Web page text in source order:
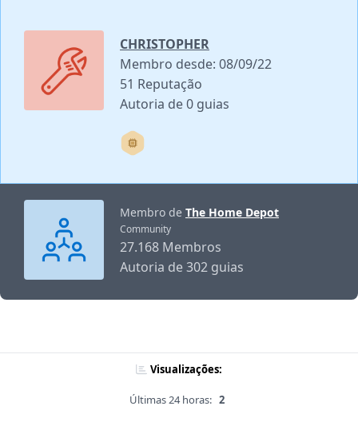
CHRISTOPHER
Membro desde: 08/09/22
51 Reputação
Autoria de 0 guias
Membro de The Home Depot
Community
27.168 Membros
Autoria de 302 guias
Visualizações:
Últimas 24 horas: 2